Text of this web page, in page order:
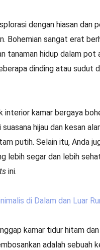
dengan hiasan dan
Bohemian sangat erat
tanaman hidup dalam pot
dinding atau sudut
interior kamar bergaya
hijau dan kesan
putih. Selain itu, Anda
lebih segar dan lebih
ini.
di Dalam dan Luar
kamar tidur hitam
adalah sebuah